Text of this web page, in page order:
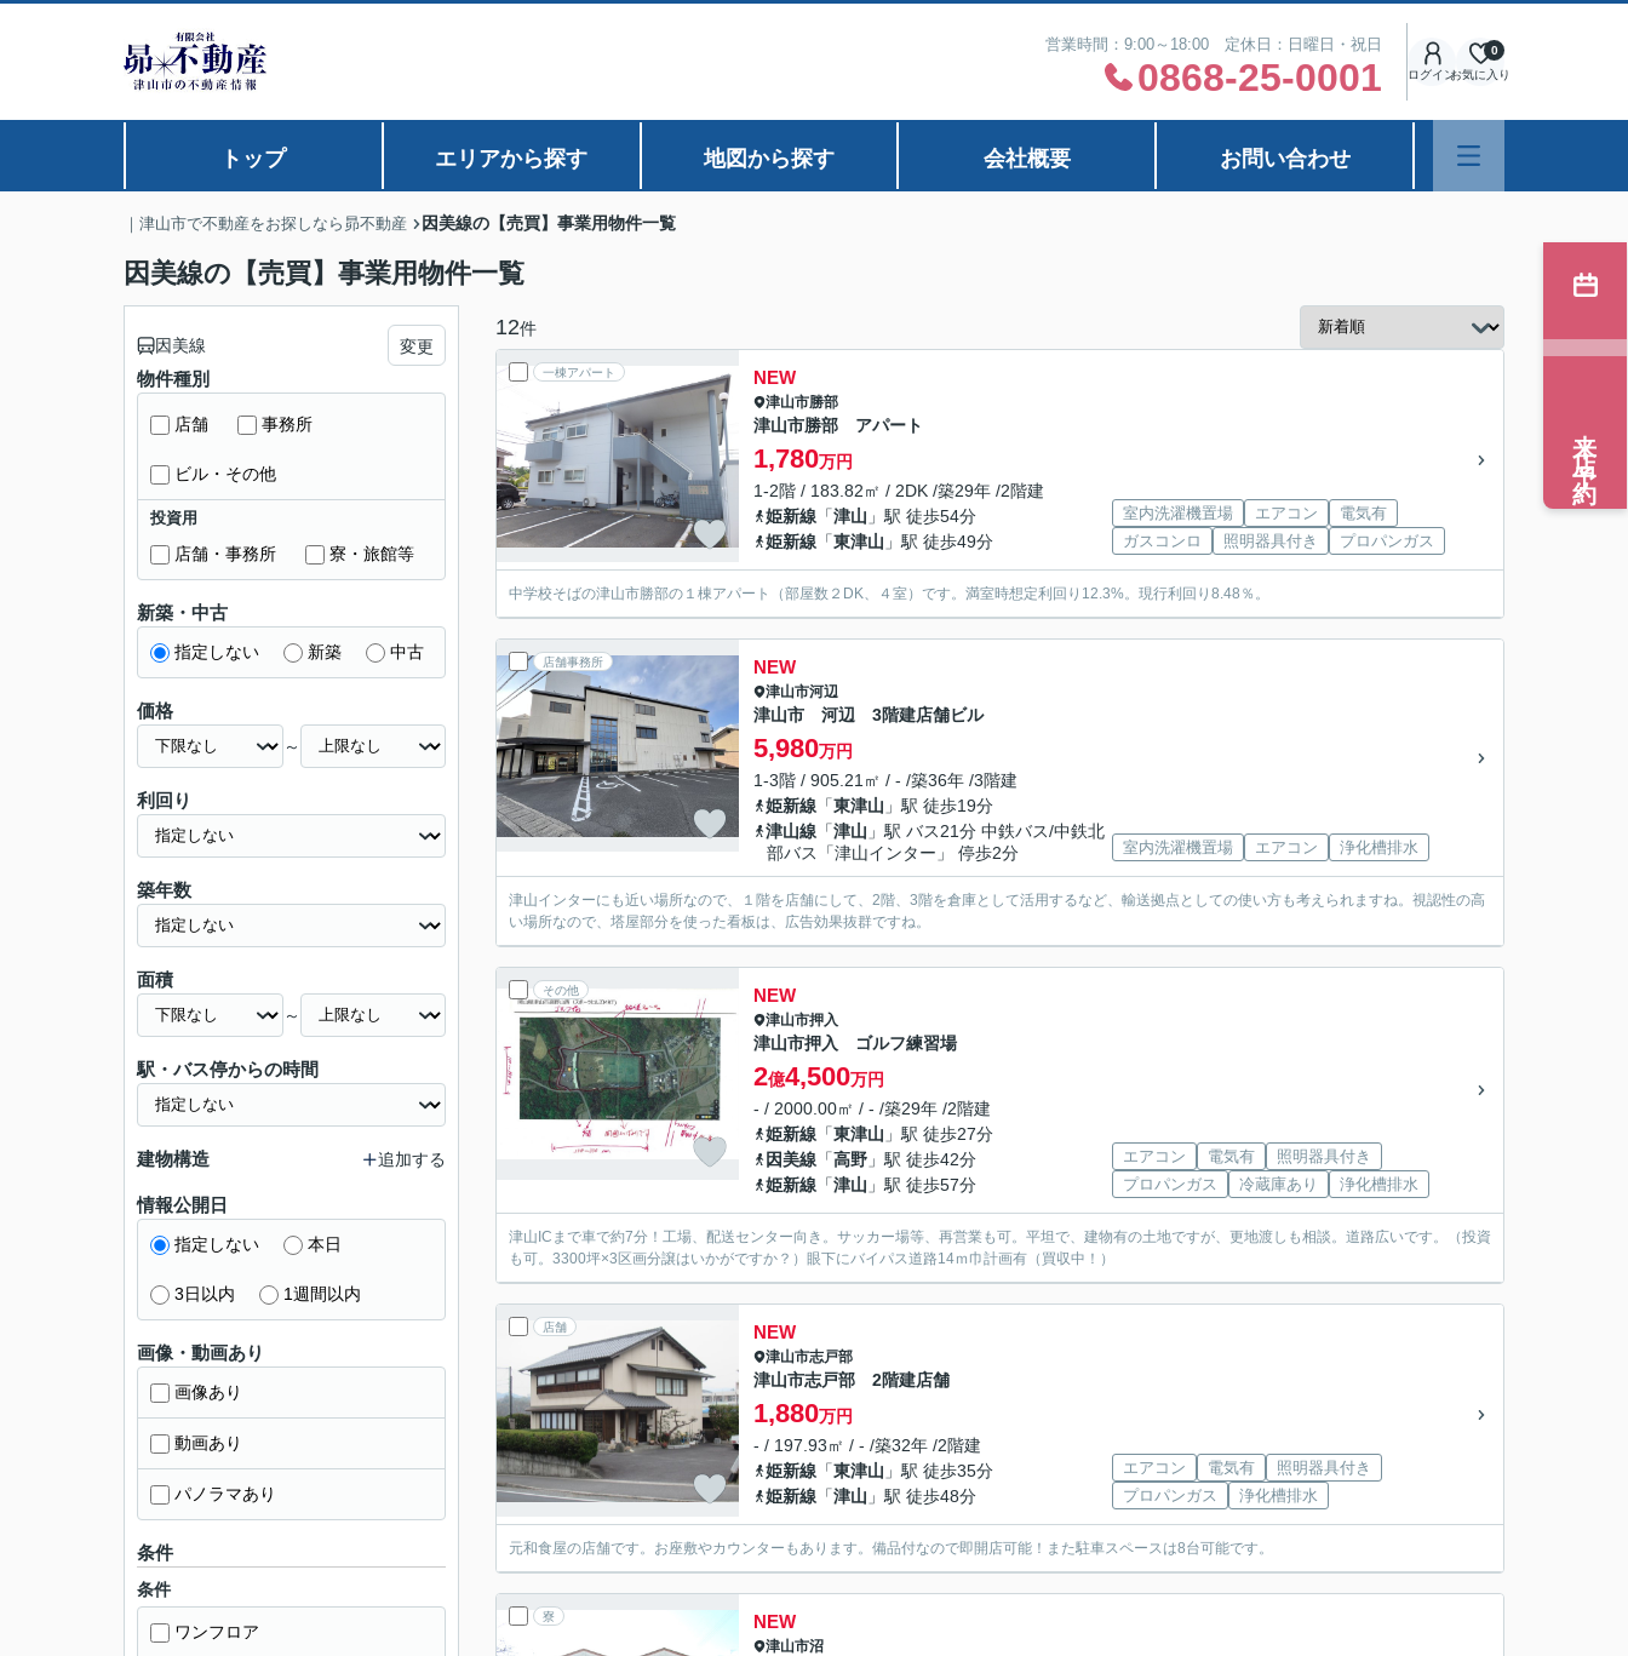
営業時間：9:00～18:00 定休日：日曜日・祝日
0868-25-0001 ログインお気に入り
0
トップ エリアから探す 地図から探す 会社概要 お問い合わせ
｜津山市で不動産をお探しなら昴不動産 因美線の【売買】事業用物件一覧
因美線の【売買】事業用物件一覧
12件
一棟アパート NEW
津山市勝部
津山市勝部 アパート
1,780万円
1-2階 / 183.82㎡ / 2DK /築29年 /2階建
姫新線 「津山 」駅 徒歩54分
姫新線 「東津山 」駅 徒歩49分
室内洗濯機置場 エアコン
電気有
ガスコンロ
照明器具付き プロパンガス
中学校そばの津山市勝部の１棟アパート（部屋数２DK、４室）です。満室時想定利回り12.3%。現行利回り8.48％。
店舗事務所 NEW
津山市河辺
津山市 河辺 3階建店舗ビル
5,980万円
1-3階 / 905.21㎡ / - /築36年 /3階建
姫新線 「東津山 」駅 徒歩19分
津山線 「津山 」駅 バス21分 中鉄バス/中鉄北
部バス「津山インター」 停歩2分
室内洗濯機置場 エアコン 浄化槽排水
津山インターにも近い場所なので、１階を店舗にして、2階、3階を倉庫として活用するなど、輸送拠点としての使い方も考えられますね。視認性の高
い場所なので、塔屋部分を使った看板は、広告効果抜群ですね。
その他 NEW
津山市押入
津山市押入 ゴルフ練習場
2億4,500万円
- / 2000.00㎡ / - /築29年 /2階建
姫新線 「東津山 」駅 徒歩27分
因美線 「高野 」駅 徒歩42分
姫新線 「津山 」駅 徒歩57分
エアコン 電気有
照明器具付き
プロパンガス
冷蔵庫あり 浄化槽排水
津山ICまで車で約7分！工場、配送センター向き。サッカー場等、再営業も可。平坦で、建物有の土地ですが、更地渡しも相談。道路広いです。（投資
も可。3300坪×3区画分譲はいかがですか？）眼下にバイパス道路14ｍ巾計画有（買収中！）
店舗 NEW
津山市志戸部
津山市志戸部 2階建店舗
1,880万円
- / 197.93㎡ / - /築32年 /2階建
姫新線 「東津山 」駅 徒歩35分
姫新線 「津山 」駅 徒歩48分
エアコン 電気有
照明器具付き
プロパンガス
浄化槽排水
元和食屋の店舗です。お座敷やカウンターもあります。備品付なので即開店可能！また駐車スペースは8台可能です。
寮 NEW
津山市沼
因美線 変更
物件種別
店舗 事務所
ビル・その他
投資用
店舗・事務所 寮・旅館等
新築・中古
指定しない 新築 中古
価格
～
利回り
築年数
面積
～
駅・バス停からの時間
建物構造 追加する
情報公開日
指定しない 本日
3日以内 1週間以内
画像・動画あり
画像あり
動画あり
パノラマあり
条件
条件
ワンフロア
来店予約